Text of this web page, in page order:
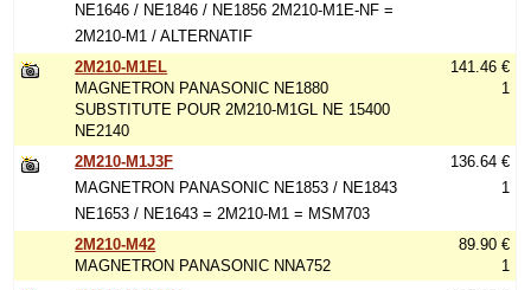
NE1646 / NE1846 / NE1856 2M210-M1E-NF =
2M210-M1 / ALTERNATIF
2M210-M1EL
MAGNETRON PANASONIC NE1880
SUBSTITUTE POUR 2M210-M1GL NE 15400
NE2140
141.46 €
1
2M210-M1J3F
MAGNETRON PANASONIC NE1853 / NE1843
NE1653 / NE1643 = 2M210-M1 = MSM703
136.64 €
1
2M210-M42
MAGNETRON PANASONIC NNA752
89.90 €
1